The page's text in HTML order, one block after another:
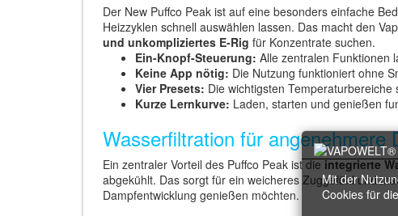
Mit der
Cookies für
Der New Puffco Peak ist auf eine besonders einfache
Heizzyklen schnell auswählen lassen. Das macht den
und unkompliziertes E-Rig für Konzentrate suchen.
Ein-Knopf-Steuerung: Alle zentralen Funktionen
Keine App nötig: Die Nutzung funktioniert ohne
Vier Presets: Die wichtigsten
Kurze Lernkurve: Laden, starten und genießen
Wasserfiltration für angenehmere
Ein zentraler Vorteil des Puffco Peak ist dieintegrierte
abgekühlt. Das sorgt für ein weicheres Zuggefühl und
Dampfentwicklung genießen möchten.